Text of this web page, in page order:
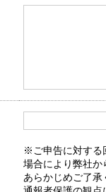
※ご申告に対する
場合により弊社か
あらかじめご了承